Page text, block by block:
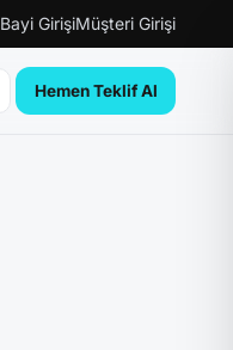
Bayi GirişiMüşteri Girişi
Hemen Teklif Al